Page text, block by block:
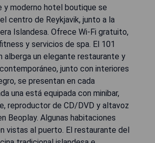
y moderno hotel boutique se
centro de Reykjavik, junto a la
Islandesa. Ofrece Wi-Fi gratuito,
y servicios de spa. El 101
alberga un elegante restaurante y
junto con interiores
se presentan en cada
una está equipada con minibar,
reproductor de CD/DVD y altavoz
Beoplay. Algunas habitaciones
vistas al puerto. El restaurante del